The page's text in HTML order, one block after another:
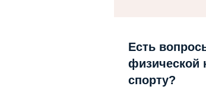
Есть
физической
спорту?